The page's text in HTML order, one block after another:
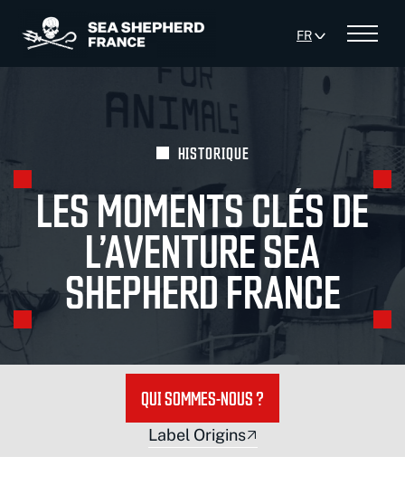
FR Menu
HISTORIQUE
LES MOMENTS CLÉS DE
L’AVENTURE SEA
SHEPHERD FRANCE
QUI SOMMES-NOUS ?
Label Origins
Panneau de gestion des cookies